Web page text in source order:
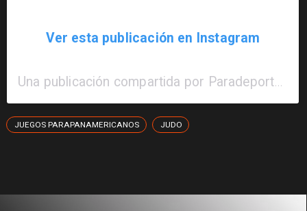
Ver esta publicación en Instagram
Una publicación compartida por Paradeportes (@paradeportes)
JUEGOS PARAPANAMERICANOS JUDO